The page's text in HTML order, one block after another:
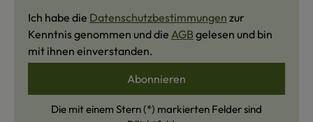
Ich habe die Datenschutzbestimmungen zur
Kenntnis genommen und die AGB gelesen und bin
mit ihnen einverstanden.
Abonnieren
Die mit einem Stern (*) markierten Felder sind